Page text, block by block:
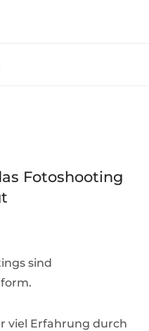
Fotoshooting
sind
viel Erfahrung durch